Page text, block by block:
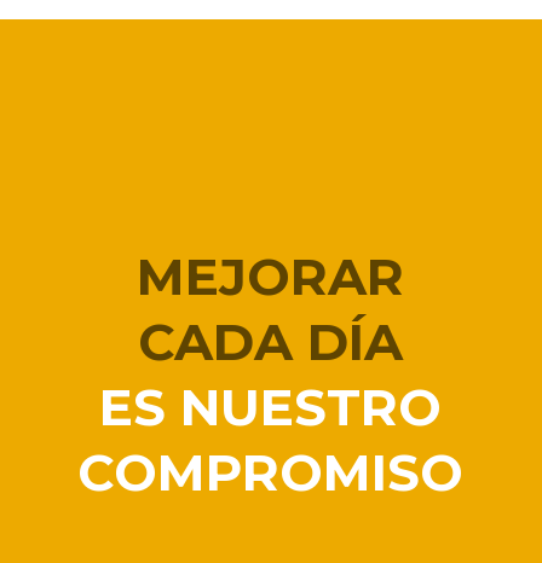
MEJORAR
CADA DÍA
ES NUESTRO
COMPROMISO